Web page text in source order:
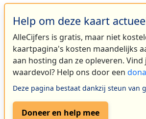
Help om deze kaart
AlleCijfers is gratis, maar niet
kaartpagina's kosten maandelijks
aan hosting dan ze opleveren. Vind
waardevol? Help ons door een
Deze pagina bestaat dankzij steun van
Doneer en help mee